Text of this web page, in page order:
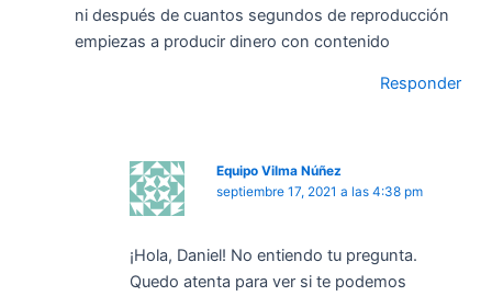
ni después de cuantos segundos de reproducción
empiezas a producir dinero con contenido
Responder
Equipo Vilma Núñez
septiembre 17, 2021 a las 4:38 pm
¡Hola, Daniel! No entiendo tu pregunta.
Quedo atenta para ver si te podemos